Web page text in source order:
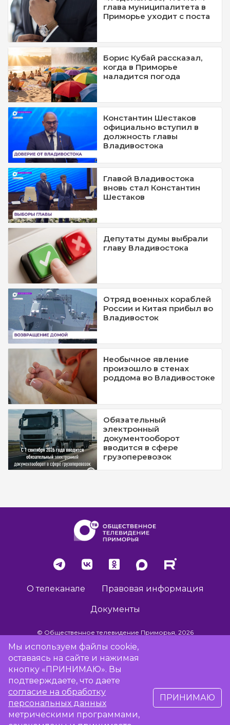
глава муниципалитета в
Приморье уходит с поста
Борис Кубай рассказал,
когда в Приморье
наладится погода
Константин Шестаков
официально вступил в
должность главы
Владивостока
Главой Владивостока
вновь стал Константин
Шестаков
Депутаты думы выбрали
главу Владивостока
Отряд военных кораблей
России и Китая прибыл во
Владивосток
Необычное явление
произошло в стенах
роддома во Владивостоке
Обязательный
электронный
документооборот
вводится в сфере
грузоперевозок
О телеканале Правовая информация
Документы
© Общественное телевидение Приморья, 2026
Разработка сайта -
Мы используем файлы cookie,
оставаясь на сайте и нажимая
кнопку «ПРИНИМАЮ». Вы
подтверждаете, что даете
согласие на обработку
персональных данных
метрическими программами,
ПРИНИМАЮ